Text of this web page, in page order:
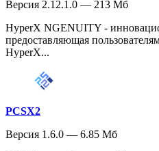
Версия 2.12.1.0 — 213 Мб
HyperX NGENUITY -
предоставляющая
HyperX...
PCSX2
Версия 1.6.0 — 6.85 Мб